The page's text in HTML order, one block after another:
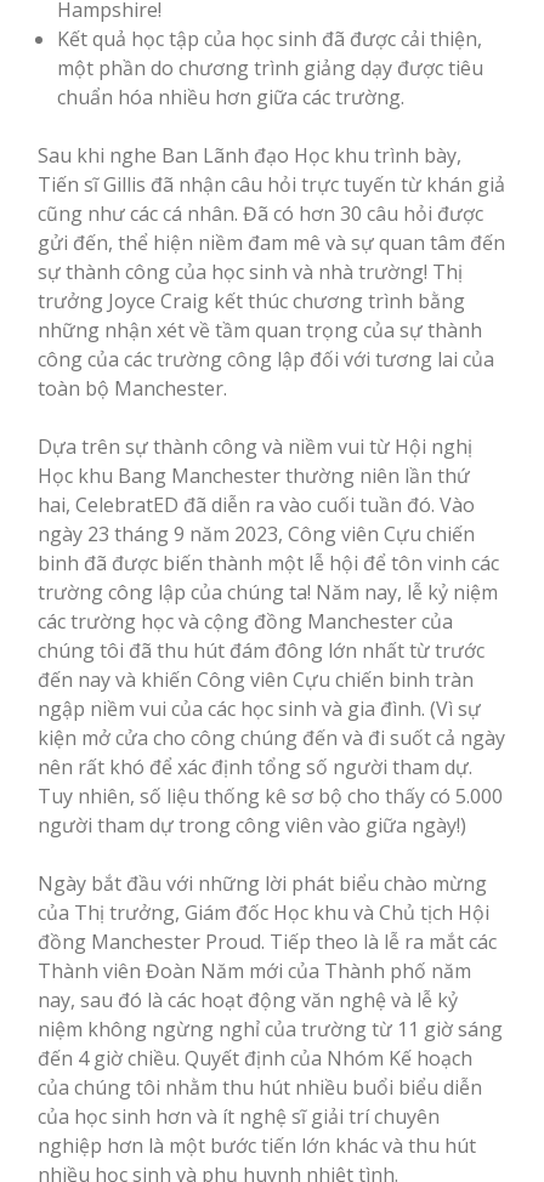
Hampshire!
Kết quả học tập của học sinh đã được cải thiện,
một phần do chương trình giảng dạy được tiêu
chuẩn hóa nhiều hơn giữa các trường.
Sau khi nghe Ban Lãnh đạo Học khu trình bày,
Tiến sĩ Gillis đã nhận câu hỏi trực tuyến từ khán giả
cũng như các cá nhân. Đã có hơn 30 câu hỏi được
gửi đến, thể hiện niềm đam mê và sự quan tâm đến
sự thành công của học sinh và nhà trường! Thị
trưởng Joyce Craig kết thúc chương trình bằng
những nhận xét về tầm quan trọng của sự thành
công của các trường công lập đối với tương lai của
toàn bộ Manchester.
Dựa trên sự thành công và niềm vui từ Hội nghị
Học khu Bang Manchester thường niên lần thứ
hai, CelebratED đã diễn ra vào cuối tuần đó. Vào
ngày 23 tháng 9 năm 2023, Công viên Cựu chiến
binh đã được biến thành một lễ hội để tôn vinh các
trường công lập của chúng ta! Năm nay, lễ kỷ niệm
các trường học và cộng đồng Manchester của
chúng tôi đã thu hút đám đông lớn nhất từ ​​trước
đến nay và khiến Công viên Cựu chiến binh tràn
ngập niềm vui của các học sinh và gia đình. (Vì sự
kiện mở cửa cho công chúng đến và đi suốt cả ngày
nên rất khó để xác định tổng số người tham dự.
Tuy nhiên, số liệu thống kê sơ bộ cho thấy có 5.000
người tham dự trong công viên vào giữa ngày!)
Ngày bắt đầu với những lời phát biểu chào mừng
của Thị trưởng, Giám đốc Học khu và Chủ tịch Hội
đồng Manchester Proud. Tiếp theo là lễ ra mắt các
Thành viên Đoàn Năm mới của Thành phố năm
nay, sau đó là các hoạt động văn nghệ và lễ kỷ
niệm không ngừng nghỉ của trường từ 11 giờ sáng
đến 4 giờ chiều. Quyết định của Nhóm Kế hoạch
của chúng tôi nhằm thu hút nhiều buổi biểu diễn
của học sinh hơn và ít nghệ sĩ giải trí chuyên
nghiệp hơn là một bước tiến lớn khác và thu hút
nhiều học sinh và phụ huynh nhiệt tình.